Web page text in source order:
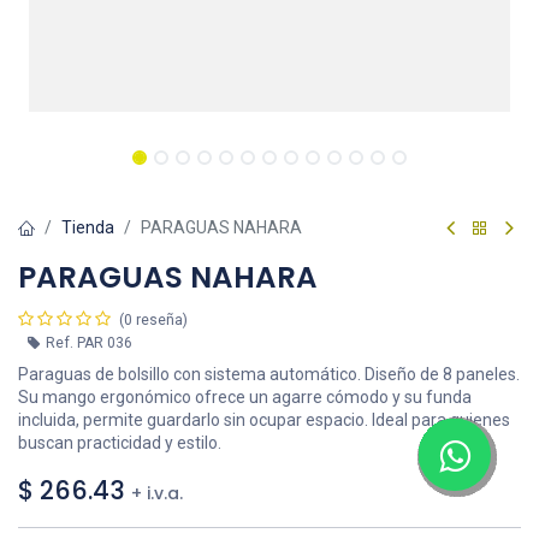
Tienda PARAGUAS NAHARA
PARAGUAS NAHARA
(0 reseña)
Ref. PAR 036
Paraguas de bolsillo con sistema automático. Diseño de 8 paneles.
Su mango ergonómico ofrece un agarre cómodo y su funda
incluida, permite guardarlo sin ocupar espacio. Ideal para quienes
buscan practicidad y estilo.
$ 266.43 + i.v.a.